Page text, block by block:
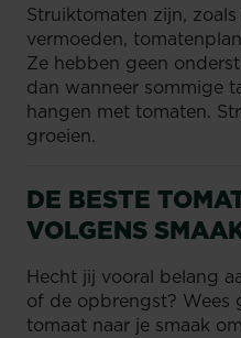
Struiktomaten zijn,
vermoeden,
Ze hebben geen
dan wanneer sommige
hangen met tomaten.
groeien.
DE BESTE
VOLGENS
Hecht jij vooral belang
of de opbrengst? Wees
tomaat naar je smaak